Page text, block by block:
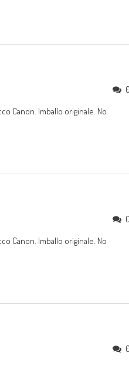
Canon. Imballo originale. No
Canon. Imballo originale. No